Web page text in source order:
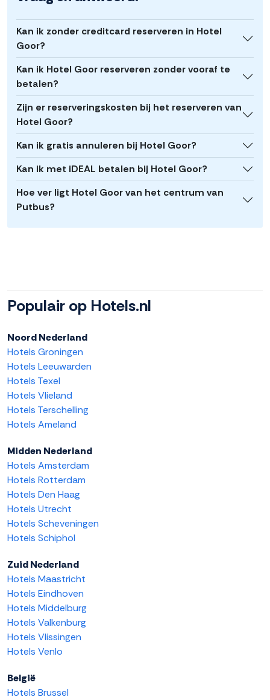
Kan ik zonder creditcard reserveren in Hotel
Goor?
Kan ik Hotel Goor reserveren zonder vooraf te
betalen?
Zijn er reserveringskosten bij het reserveren van
Hotel Goor?
Kan ik gratis annuleren bij Hotel Goor?
Kan ik met iDEAL betalen bij Hotel Goor?
Hoe ver ligt Hotel Goor van het centrum van
Putbus?
Populair op Hotels.nl
Noord Nederland
Hotels Groningen
Hotels Leeuwarden
Hotels Texel
Hotels Vlieland
Hotels Terschelling
Hotels Ameland
Midden Nederland
Hotels Amsterdam
Hotels Rotterdam
Hotels Den Haag
Hotels Utrecht
Hotels Scheveningen
Hotels Schiphol
Zuid Nederland
Hotels Maastricht
Hotels Eindhoven
Hotels Middelburg
Hotels Valkenburg
Hotels Vlissingen
Hotels Venlo
België
Hotels Brussel